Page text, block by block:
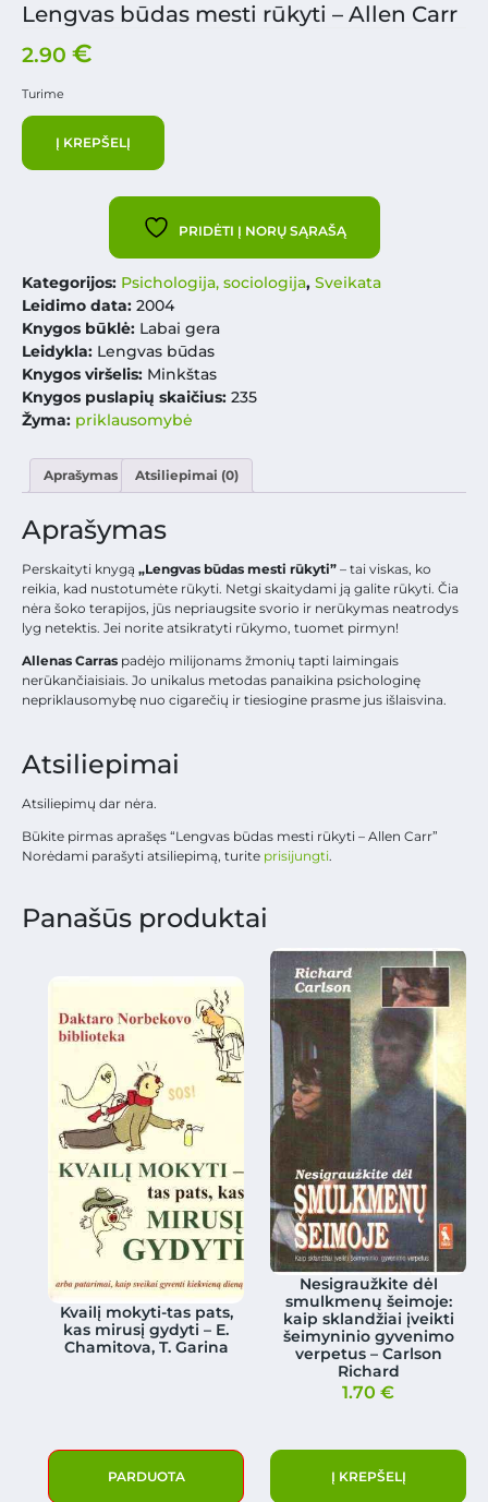
Lengvas būdas mesti rūkyti – Allen Carr
2.90 €
Turime
Į KREPŠELĮ
PRIDĖTI Į NORŲ SĄRAŠĄ
Kategorijos: Psichologija, sociologija, Sveikata
Leidimo data: 2004
Knygos būklė: Labai gera
Leidykla: Lengvas būdas
Knygos viršelis: Minkštas
Knygos puslapių skaičius: 235
Žyma: priklausomybė
Aprašymas Atsiliepimai (0)
Aprašymas
Perskaityti knygą „Lengvas būdas mesti rūkyti” – tai viskas, ko
reikia, kad nustotumėte rūkyti. Netgi skaitydami ją galite rūkyti. Čia
nėra šoko terapijos, jūs nepriaugsite svorio ir nerūkymas neatrodys
lyg netektis. Jei norite atsikratyti rūkymo, tuomet pirmyn!
Allenas Carras padėjo milijonams žmonių tapti laimingais
nerūkančiaisiais. Jo unikalus metodas panaikina psichologinę
nepriklausomybę nuo cigarečių ir tiesiogine prasme jus išlaisvina.
Atsiliepimai
Atsiliepimų dar nėra.
Būkite pirmas aprašęs “Lengvas būdas mesti rūkyti – Allen Carr”
Norėdami parašyti atsiliepimą, turite prisijungti.
Panašūs produktai
Kvailį mokyti-tas pats,
kas mirusį gydyti – E.
Chamitova, T. Garina
PARDUOTA
Nesigraužkite dėl
smulkmenų šeimoje:
kaip sklandžiai įveikti
šeimyninio gyvenimo
verpetus – Carlson
Richard
1.70€
Į KREPŠELĮ